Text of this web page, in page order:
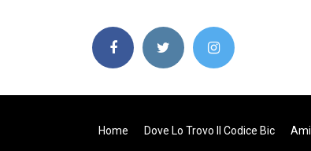
Home Dove Lo Trovo Il Codice Bic